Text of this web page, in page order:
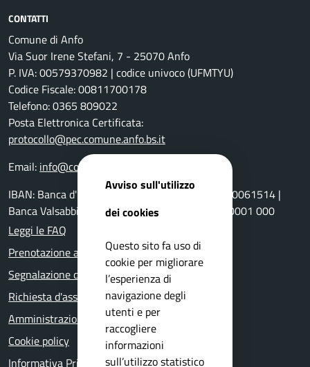
CONTATTI
Comune di Anfo
Via Suor Irene Stefani, 7 - 25070 Anfo
P. IVA: 00579370982 | codice univoco (UFMTYU)
Codice Fiscale: 00811700178
Telefono: 0365 809022
Posta Elettronica Certificata:
protocollo@pec.comune.anfo.bs.it
Email: info@comune.anfo.bs.it
IBAN: Banca d'Italia: IT77 B030 6911210100000061514 |
Banca Valsabbina IT86 R051 1655 3900 0000 0001 000
Leggi le FAQ
Prenotazione appuntamento
Segnalazione disservizio
Richiesta d'assistenza
Amministrazione trasparente
Cookie policy
Informativa Privacy
Avviso sull'utilizzo
dei cookies
Questo sito fa uso di
cookie per migliorare
l’esperienza di
navigazione degli
utenti e per
raccogliere
informazioni
sull’utilizzo statistico